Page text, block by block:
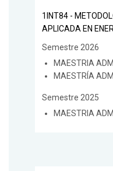
1INT84 -
APLICADA EN
Semestre 2026
MAESTRIA
MAESTRÍA
Semestre 2025
MAESTRIA